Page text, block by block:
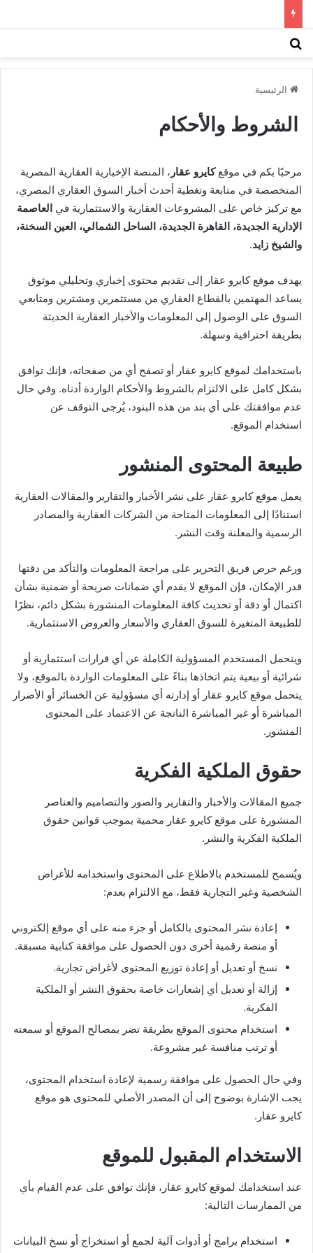
الرئيسية
الشروط والأحكام
مرحبًا بكم في موقعكايرو عقار ، المنصة الإخبارية العقارية المصرية
المتخصصة في متابعة وتغطية أحدث أخبار السوق العقاري المصري،
مع تركيز خاص على المشروعات العقارية والاستثمارية في العاصمة
الإدارية الجديدة، القاهرة الجديدة، الساحل الشمالي، العين السخنة،
والشيخ زايد.
يهدف موقع كايرو عقار إلى تقديم محتوى إخباري وتحليلي موثوق
يساعد المهتمين بالقطاع العقاري من مستثمرين ومشترين ومتابعي
السوق على الوصول إلى المعلومات والأخبار العقارية الحديثة
بطريقة احترافية وسهلة.
باستخدامك لموقع كايرو عقار أو تصفح أي من صفحاته، فإنك توافق
بشكل كامل على الالتزام بالشروط والأحكام الواردة أدناه. وفي حال
عدم موافقتك على أي بند من هذه البنود، يُرجى التوقف عن
استخدام الموقع.
طبيعة المحتوى المنشور
يعمل موقع كايرو عقار على نشر الأخبار والتقارير والمقالات العقارية
استنادًا إلى المعلومات المتاحة من الشركات العقارية والمصادر
الرسمية والمعلنة وقت النشر.
ورغم حرص فريق التحرير على مراجعة المعلومات والتأكد من دقتها
قدر الإمكان، فإن الموقع لا يقدم أي ضمانات صريحة أو ضمنية بشأن
اكتمال أو دقة أو تحديث كافة المعلومات المنشورة بشكل دائم، نظرًا
للطبيعة المتغيرة للسوق العقاري والأسعار والعروض الاستثمارية.
ويتحمل المستخدم المسؤولية الكاملة عن أي قرارات استثمارية أو
شرائية أو بيعية يتم اتخاذها بناءً على المعلومات الواردة بالموقع، ولا
يتحمل موقع كايرو عقار أو إدارته أي مسؤولية عن الخسائر أو الأضرار
المباشرة أو غير المباشرة الناتجة عن الاعتماد على المحتوى
المنشور.
حقوق الملكية الفكرية
جميع المقالات والأخبار والتقارير والصور والتصاميم والعناصر
المنشورة على موقع كايرو عقار محمية بموجب قوانين حقوق
الملكية الفكرية والنشر.
ويُسمح للمستخدم بالاطلاع على المحتوى واستخدامه للأغراض
الشخصية وغير التجارية فقط، مع الالتزام بعدم:
إعادة نشر المحتوى بالكامل أو جزء منه على أي موقع إلكتروني
أو منصة رقمية أخرى دون الحصول على موافقة كتابية مسبقة.
نسخ أو تعديل أو إعادة توزيع المحتوى لأغراض تجارية.
إزالة أو تعديل أي إشعارات خاصة بحقوق النشر أو الملكية
الفكرية.
استخدام محتوى الموقع بطريقة تضر بمصالح الموقع أو سمعته
أو ترتب منافسة غير مشروعة.
وفي حال الحصول على موافقة رسمية لإعادة استخدام المحتوى،
يجب الإشارة بوضوح إلى أن المصدر الأصلي للمحتوى هو موقع
كايرو عقار.
الاستخدام المقبول للموقع
عند استخدامك لموقع كايرو عقار، فإنك توافق على عدم القيام بأي
من الممارسات التالية:
استخدام برامج أو أدوات آلية لجمع أو استخراج أو نسخ البيانات